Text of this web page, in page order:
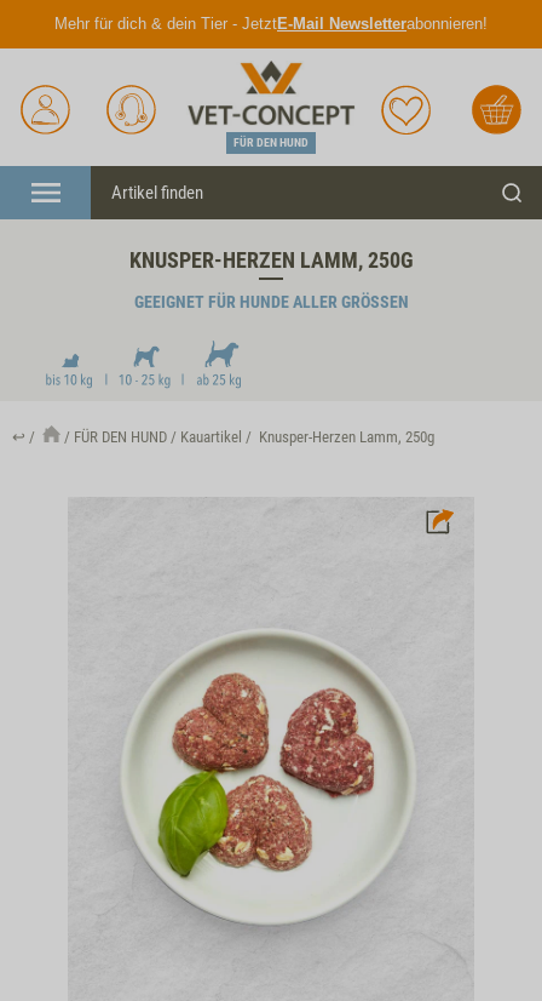
Mehr für dich & dein Tier - JetztE-Mail Newsletterabonnieren!
Anmelden
Unser
Service
FÜR DEN HUND
Merkliste Warenkorb
Menü
KNUSPER-HERZEN LAMM, 250G
GEEIGNET FÜR HUNDE ALLER GRÖSSEN
↩ FÜR DEN HUND Kauartikel Knusper-Herzen Lamm, 250g